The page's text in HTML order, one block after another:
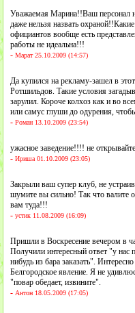
Уважаемая Марина!!Ваш персонал
даже нельзя назвать
официантов вообще есть
работы не идеальна!!!
- Марат 25.10.2009 (14:57)
Да купился на рекламу-зашел в
Ротшильдов. Такие условия
зарулил. Короче колхоз как и во
или самус глуши до одурения,
- Роман 13.10.2009 (23:54)
ужасное заведение!!!! не
- Ириша 01.10.2009 (23:05)
Закрыли ваш супер клуб, не
шумите вы сильно! Так что валите
вам туда!!!
- устик 11.08.2009 (16:09)
Пришли в Воскресение вечером в
Получили интересный ответ "у нас
нибудь из бара заказать".
Белгородское явление. Я не
"повар обедает, извините".
- Антон 18.05.2009 (17:05)